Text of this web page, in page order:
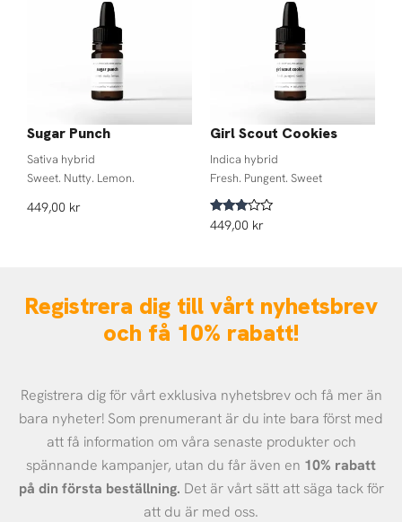
Sugar Punch
Sativa hybrid
Sweet. Nutty. Lemon.
449,00 kr
Girl Scout Cookies
Indica hybrid
Fresh. Pungent. Sweet
Betygsatt
3.00
449,00 kr
Registrera dig till vårt nyhetsbrev
och få 10% rabatt!
Registrera dig för vårt exklusiva nyhetsbrev och få mer än
bara nyheter! Som prenumerant är du inte bara först med
att få information om våra senaste produkter och
spännande kampanjer, utan du får även en 10% rabatt
på din första beställning. Det är vårt sätt att säga tack för
att du är med oss.